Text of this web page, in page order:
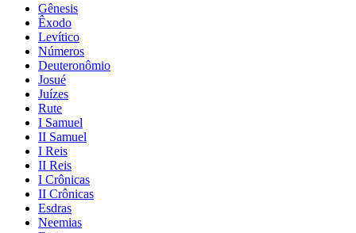
Gênesis
Êxodo
Levítico
Números
Deuteronômio
Josué
Juízes
Rute
I Samuel
II Samuel
I Reis
II Reis
I Crônicas
II Crônicas
Esdras
Neemias